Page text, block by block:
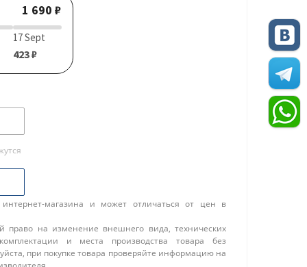
1 690 ₽
17 Sept
423 ₽
магазина и может отличаться от цен в
право на изменение внешнего вида, технических
и места производства товара без
при покупке товара проверяйте информацию на